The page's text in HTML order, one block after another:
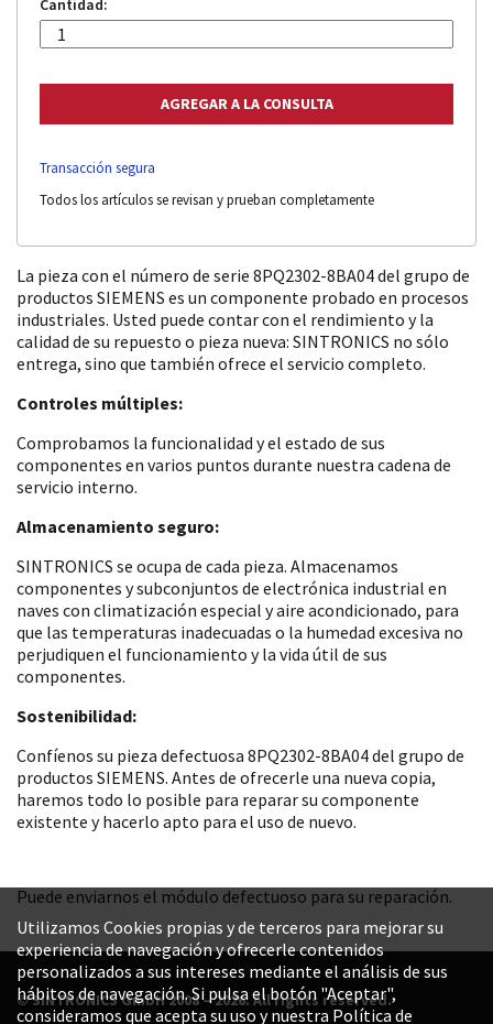
Cantidad:
Transacción segura
Todos los artículos se revisan y prueban completamente
La pieza con el número de serie 8PQ2302-8BA04 del grupo de
productos SIEMENS es un componente probado en procesos
industriales. Usted puede contar con el rendimiento y la
calidad de su repuesto o pieza nueva: SINTRONICS no sólo
entrega, sino que también ofrece el servicio completo.
Controles múltiples:
Comprobamos la funcionalidad y el estado de sus
componentes en varios puntos durante nuestra cadena de
servicio interno.
Almacenamiento seguro:
SINTRONICS se ocupa de cada pieza. Almacenamos
componentes y subconjuntos de electrónica industrial en
naves con climatización especial y aire acondicionado, para
que las temperaturas inadecuadas o la humedad excesiva no
perjudiquen el funcionamiento y la vida útil de sus
componentes.
Sostenibilidad:
Confíenos su pieza defectuosa 8PQ2302-8BA04 del grupo de
productos SIEMENS. Antes de ofrecerle una nueva copia,
haremos todo lo posible para reparar su componente
existente y hacerlo apto para el uso de nuevo.
Puede enviarnos el módulo defectuoso para su reparación.
© SINTRONICS GmbH 2008 – 2026. All rights reserved.
Utilizamos Cookies propias y de terceros para mejorar su
experiencia de navegación y ofrecerle contenidos
personalizados a sus intereses mediante el análisis de sus
hábitos de navegación. Si pulsa el botón "Aceptar",
consideramos que acepta su uso y nuestra Política de